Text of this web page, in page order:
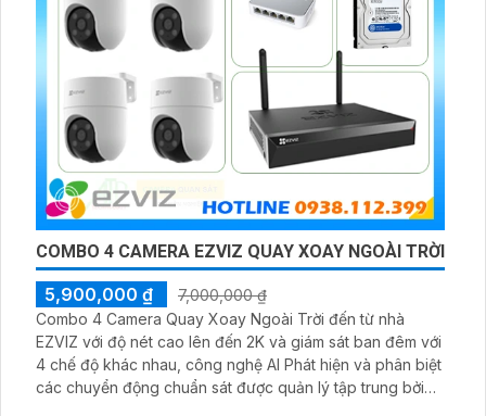
COMBO 4 CAMERA EZVIZ QUAY XOAY NGOÀI TRỜI
5,900,000 ₫
7,000,000 ₫
Combo 4 Camera Quay Xoay Ngoài Trời đến từ nhà
EZVIZ với độ nét cao lên đến 2K và giám sát ban đêm với
4 chế độ khác nhau, công nghệ AI Phát hiện và phân biệt
các chuyển động chuẩn sát được quản lý tập trung bởi